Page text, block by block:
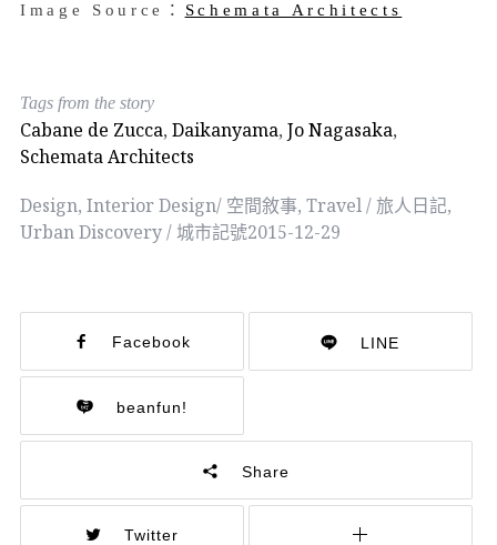
Image Source： Schemata Architects
Tags from the story
Cabane de Zucca, Daikanyama, Jo Nagasaka,
Schemata Architects
Design, Interior Design/ 空間敘事, Travel / 旅人日記,
Urban Discovery / 城市記號2015-12-29
Facebook LINE
beanfun!
Share
Twitter